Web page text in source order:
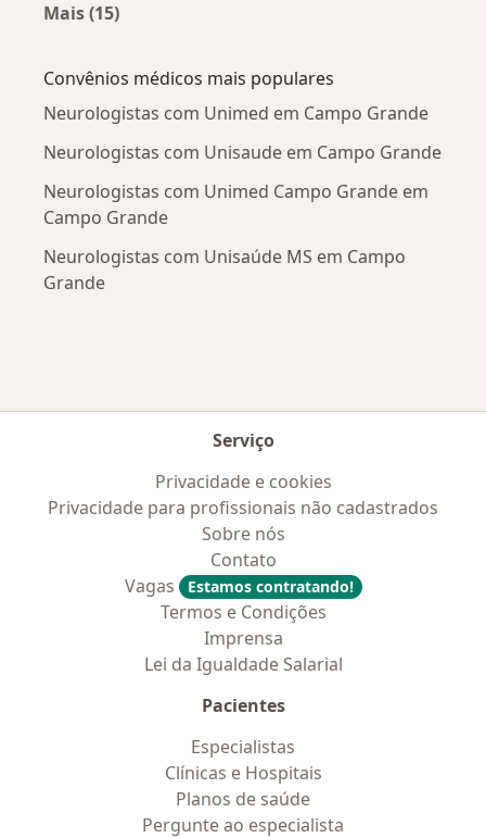
Mais (15)
Convênios médicos mais populares
Neurologistas com Unimed em Campo Grande
Neurologistas com Unisaude em Campo Grande
Neurologistas com Unimed Campo Grande em
Campo Grande
Neurologistas com Unisaúde MS em Campo
Grande
Serviço
Privacidade e cookies
Privacidade para profissionais não cadastrados
Sobre nós
Contato
Vagas
Estamos contratando!
Termos e Condições
Imprensa
Lei da Igualdade Salarial
Pacientes
Especialistas
Clínicas e Hospitais
Planos de saúde
Pergunte ao especialista